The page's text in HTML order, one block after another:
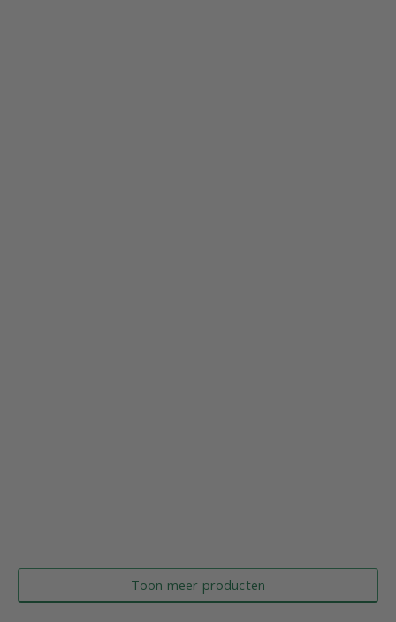
Toon meer producten